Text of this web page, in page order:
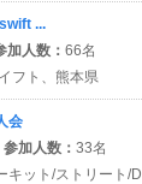
...
加人数： 66名
フト、熊本県
会
参加人数： 33名
キット/ストリート/D